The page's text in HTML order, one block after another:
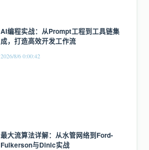
AI编程实战：从Prompt工程到工具链集
成，打造高效开发工作流
2026/8/6 0:00:42
最大流算法详解：从水管网络到Ford-
Fulkerson与Dinic实战